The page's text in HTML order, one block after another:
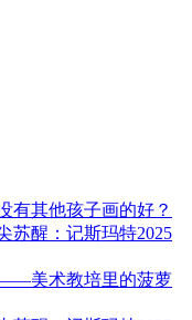
有其他孩子画的好？
苏醒：记斯玛特2025
美术教培里的菠萝